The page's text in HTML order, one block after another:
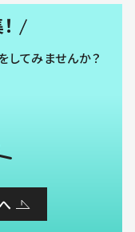
してみませんか？